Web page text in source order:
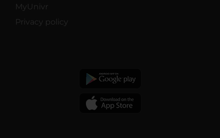
MyUnivr
Privacy policy